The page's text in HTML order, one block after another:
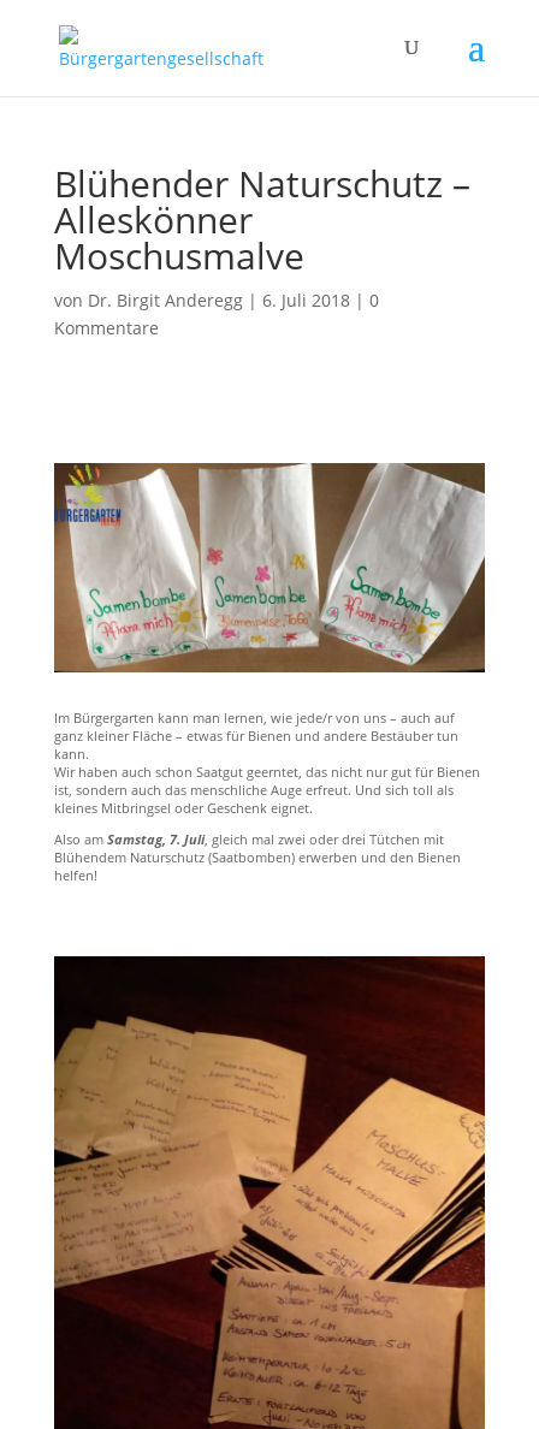
Blühender Naturschutz –
Alleskönner
Moschusmalve
von Dr. Birgit Anderegg| 6. Juli 2018| 0
Kommentare
Im Bürgergarten kann man lernen, wie jede/r von uns – auch auf
ganz kleiner Fläche – etwas für Bienen und andere Bestäuber tun
kann.
Wir haben auch schon Saatgut geerntet, das nicht nur gut für Bienen
ist, sondern auch das menschliche Auge erfreut. Und sich toll als
kleines Mitbringsel oder Geschenk eignet.
Also am Samstag, 7. Juli, gleich mal zwei oder drei Tütchen mit
Blühendem Naturschutz (Saatbomben) erwerben und den Bienen
helfen!